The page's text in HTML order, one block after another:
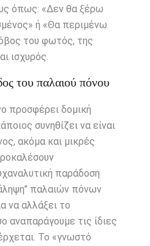
όπως: «Δεν θα ξέρω
ή «Θα περιμένω
του φωτός, της
ισχυρός.
του παλαιού πόνου
προσφέρει δομική
συνηθίζει να είναι
ακόμα και μικρές
παράδοση
παλαιών πόνων
να αλλάξει το
αναπαράγουμε τις ίδιες
Το «γνωστό